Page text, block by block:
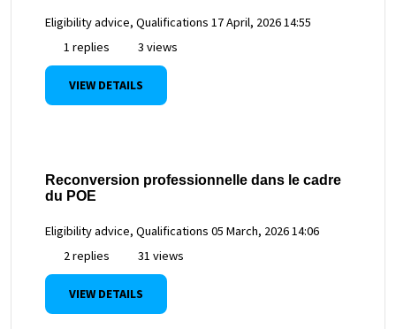
Eligibility advice, Qualifications 17 April, 2026 14:55
1 replies
3 views
VIEW DETAILS
Reconversion professionnelle dans le cadre
du POE
Eligibility advice, Qualifications 05 March, 2026 14:06
2 replies
31 views
VIEW DETAILS